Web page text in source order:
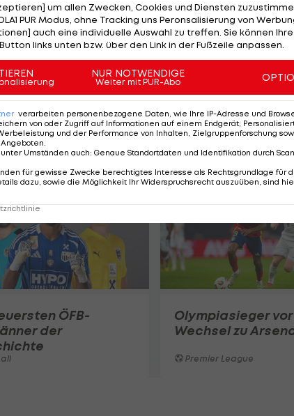
Sieg in der Formel-3-EM jubeln. Der Neffe
Wochenende zunächst auf Rang zwei. Da
technischen Verstoßes nachträglich
Sieg. In den beiden Samstags-Rennen stand
liegt er auf Rang drei, Erster ist
ÖFB-
der
Olympiasieger vor
Wechsel zu
Premier League
um allen Zwecken, Cookies und Diensten
PUR Modus, ohne Tracking uns Peronsalisierung von
auch eine individuelle Auswahl zu treffen. Sie können
links unten bzw. über den Link in der Fußzeile anpassen.
NUR NOTWENDIGE
Weiter mit PUR-Abo
verarbeiten personenbezogene Daten, wie Ihre IP-Adresse und
von oder Zugriff auf Informationen auf einem Endgerät;
und der Performance von Inhalten, Zielgruppenforschung
Umständen auch: Genaue Standortdaten und Identifikation durch
für gewisse Zwecke berechtigtes Interesse als Rechtsgrundlage für
dazu, sowie die Möglichkeit Ihr Widerspruchsrecht auszuüben, sind